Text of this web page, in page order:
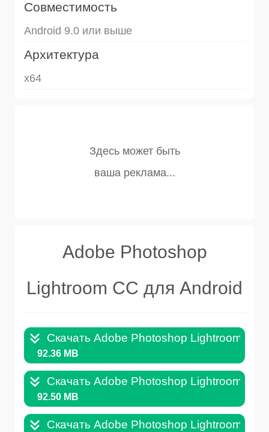
Совместимость
Android 9.0 или выше
Архитектура
x64
Adobe Photoshop
Lightroom CC для Android
Скачать Adobe Photoshop Lightroom CC
92.36 MB
Скачать Adobe Photoshop Lightroom CC
92.50 MB
Скачать Adobe Photoshop Lightroom CC